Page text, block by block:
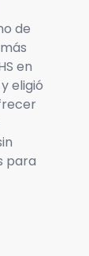
de
en
eligió
para